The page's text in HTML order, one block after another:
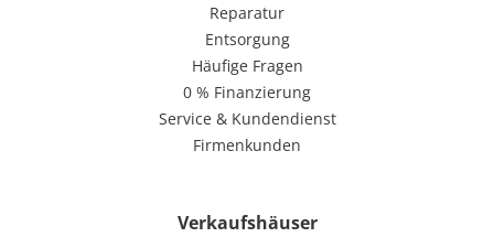
Reparatur
Entsorgung
Häufige Fragen
0 % Finanzierung
Service & Kundendienst
Firmenkunden
Verkaufshäuser